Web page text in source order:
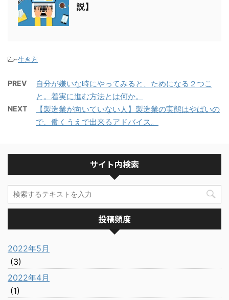
説】
-生き方
PREV
自分が嫌いな時にやってみると、ためになる２つこ
と。着実に進む方法とは何か。
NEXT
【製造業が向いていない人】製造業の実態はやばいの
で、働くうえで出来るアドバイス。
サイト内検索
投稿頻度
2022年5月
(3)
2022年4月
(1)